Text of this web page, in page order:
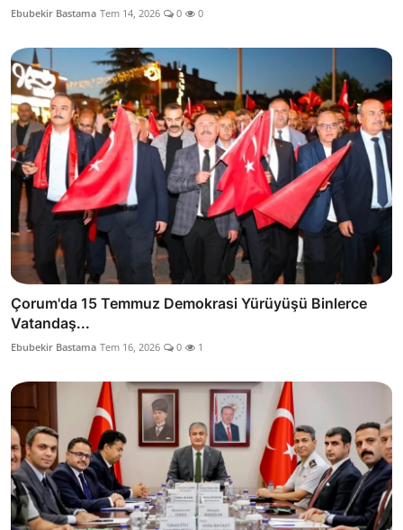
Ebubekir Bastama Tem 14, 2026 0 0
Çorum'da 15 Temmuz Demokrasi Yürüyüşü Binlerce
Vatandaş...
Ebubekir Bastama Tem 16, 2026 0 1